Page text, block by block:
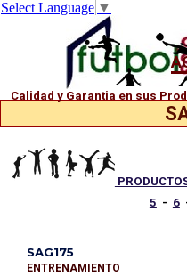
Select Language ▼
Vaya al Contenido
Calidad y Garantia en sus
5 - 6
SAG175
ENTRENAMIENTO